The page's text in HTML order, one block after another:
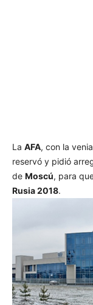
La AFA, con la
reservó y pidió
de Moscú, para
Rusia 2018.